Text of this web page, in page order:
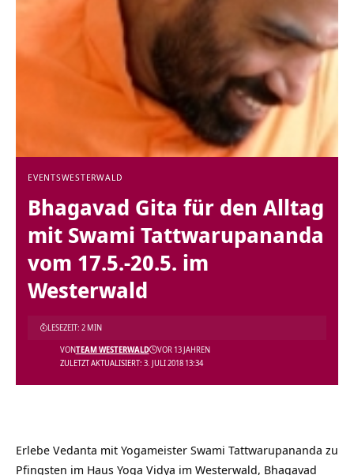
EVENTSWESTERWALD
Bhagavad Gita für den Alltag
mit Swami Tattwarupananda
vom 17.5.-20.5. im
Westerwald
ZULETZT AKTUALISIERT: 3. JULI 2018 13:34
VONTEAM WESTERWALD VOR 13 JAHREN
LESEZEIT: 2 MIN
Erlebe Vedanta mit Yogameister Swami Tattwarupananda zu
Pfingsten im Haus Yoga Vidya im Westerwald, Bhagavad